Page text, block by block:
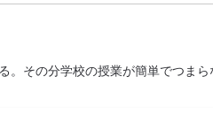
その分学校の授業が簡単でつま